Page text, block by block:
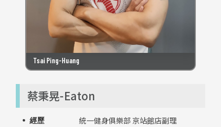
Tsai Ping-Huang
蔡秉晃-Eaton
經歷
統一健身俱樂部 京站館店副理